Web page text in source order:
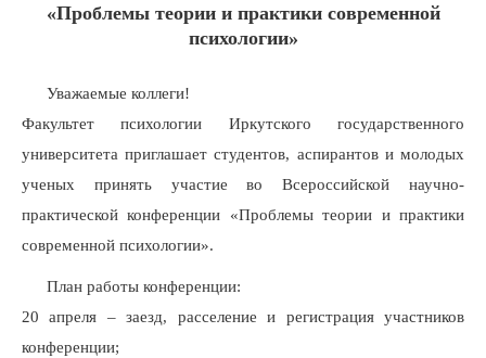
«Проблемы теории и практики современной
психологии»
Уважаемые коллеги!
Факультет психологии Иркутского государственного
университета приглашает студентов, аспирантов и молодых
ученых принять участие во Всероссийской научно-
практической конференции «Проблемы теории и практики
современной психологии».
План работы конференции:
20 апреля – заезд, расселение и регистрация участников
конференции;